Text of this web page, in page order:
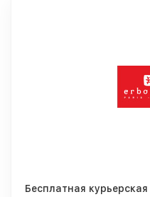
Бесплатная